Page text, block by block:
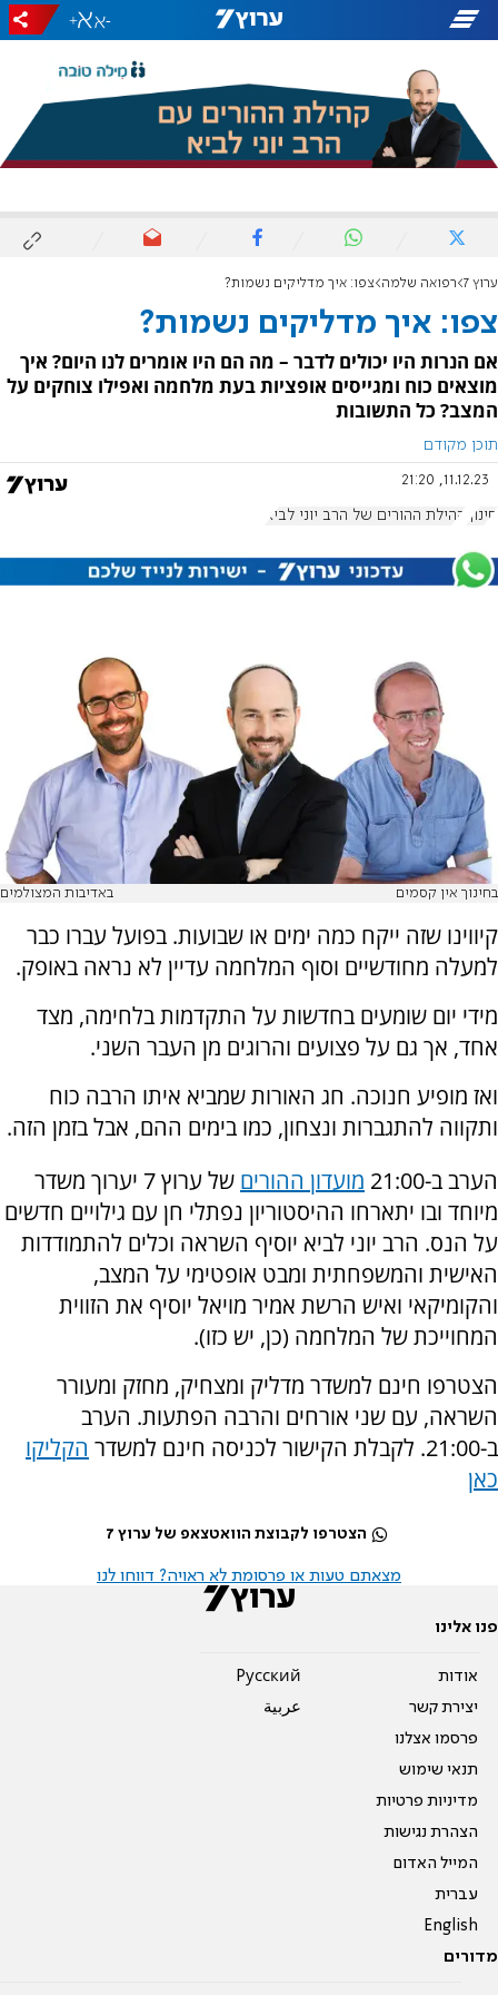
-
+
ערוץ 7 רפואה שלמה צפו: איך מדליקים נשמות?
צפו: איך מדליקים נשמות?
אם הנרות היו יכולים לדבר – מה הם היו אומרים לנו היום? איך
מוצאים כוח ומגייסים אופציות בעת מלחמה ואפילו צוחקים על
המצב? כל התשובות
תוכן מקודם
11.12.23, 21:20
חינוך קהילת ההורים של הרב יוני לביא
בחינוך אין קסמים באדיבות המצולמים
קיווינו שזה ייקח כמה ימים או שבועות. בפועל עברו כבר
למעלה מחודשיים וסוף המלחמה עדיין לא נראה באופק.
מידי יום שומעים בחדשות על התקדמות בלחימה, מצד
אחד, אך גם על פצועים והרוגים מן העבר השני.
ואז מופיע חנוכה. חג האורות שמביא איתו הרבה כוח
ותקווה להתגברות ונצחון, כמו בימים ההם, אבל בזמן הזה.
הערב ב-21:00
מועדון ההורים
של ערוץ 7 יערוך משדר
מיוחד ובו יתארחו ההיסטוריון נפתלי חן עם גילויים חדשים
על הנס. הרב יוני לביא יוסיף השראה וכלים להתמודדות
האישית והמשפחתית ומבט אופטימי על המצב,
והקומיקאי ואיש הרשת אמיר מויאל יוסיף את הזווית
המחוייכת של המלחמה (כן, יש כזו).
הצטרפו חינם למשדר מדליק ומצחיק, מחזק ומעורר
השראה, עם שני אורחים והרבה הפתעות. הערב
ב-21:00. לקבלת הקישור לכניסה חינם למשדר
הקליקו
כאן
הצטרפו לקבוצת הוואטצאפ של ערוץ 7
מצאתם טעות או פרסומת לא ראויה? דווחו לנו
פנו אלינו
אודות
יצירת קשר
פרסמו אצלנו
תנאי שימוש
מדיניות פרטיות
הצהרת נגישות
המייל האדום
עברית
English
Pусский
عربية
מדורים